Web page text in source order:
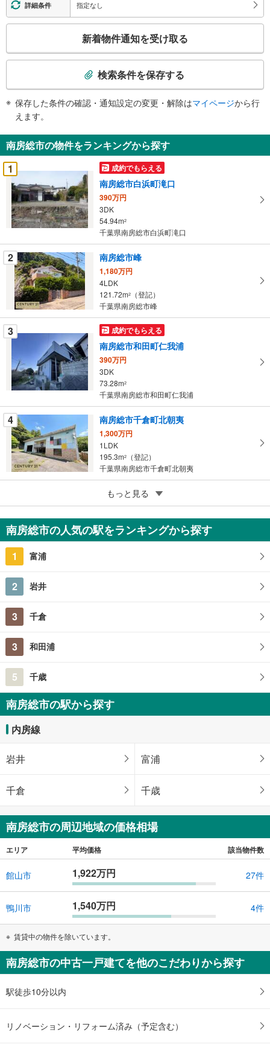
詳細条件 指定なし
検
知
を
受
け
取
る
・
条
件
を
ジ
に
存
す
る
新着物件通知を受け取る
検索条件を保存する
保存した条件の確認・通知設定の変更・解除はマイページから行
えます。
南房総市の物件をランキングから探す
1
成約でもらえる
南房総市白浜町滝口
390万円
3DK
54.94m2
千葉県南房総市白浜町滝口
2 南房総市峰
1,180万円
4LDK
121.72m2
（登記）
千葉県南房総市峰
3 成約でもらえる
南房総市和田町仁我浦
390万円
3DK
73.28m2
千葉県南房総市和田町仁我浦
4 南房総市千倉町北朝夷
1,300万円
1LDK
195.3m2
（登記）
千葉県南房総市千倉町北朝夷
成約でもらえる
南房総市千倉町大川
1,250万円
4LDK
もっと見る
南房総市の人気の駅をランキングから探す
1 富浦
2 岩井
3 千倉
3 和田浦
5 千歳
南房総市の駅から探す
内房線
岩井 富浦
千倉 千歳
南房総市の周辺地域の価格相場
エリア 平均価格 該当物件数
館山市 1,922万円 27件
鴨川市 1,540万円 4件
賃貸中の物件を除いています。
南房総市の中古一戸建てを他のこだわりから探す
駅徒歩10分以内
リノベーション・リフォーム済み（予定含む）